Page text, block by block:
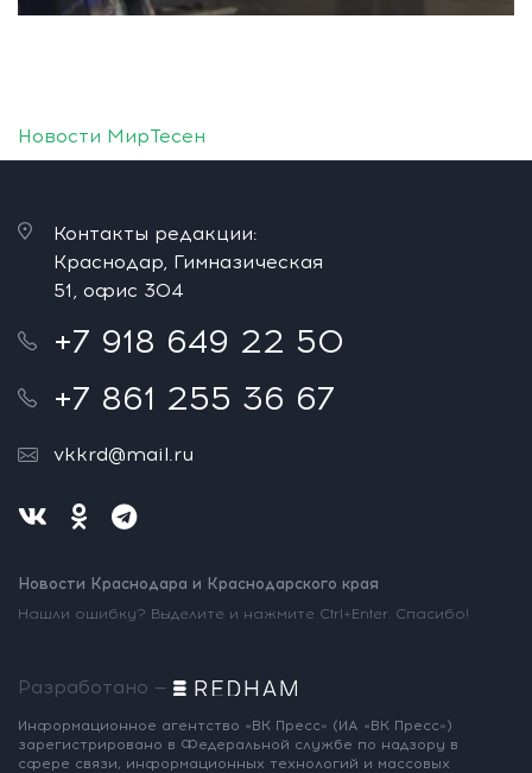
Новости МирТесен
Контакты редакции:
Краснодар, Гимназическая
51, офис 304
+7 918 649 22 50
+7 861 255 36 67
vkkrd@mail.ru
Новости Краснодара и Краснодарского края
Нашли ошибку? Выделите и нажмите Ctrl+Enter. Спасибо!
Разработано —
Информационное агентство «ВК Пресс» (ИА «ВК Пресс»)
зарегистрировано в Федеральной службе по надзору в
сфере связи, информационных технологий и массовых